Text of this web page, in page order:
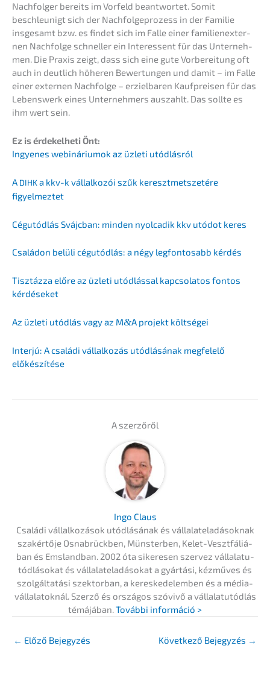
Nachfol­ger bereits im Vorfeld beant­wor­tet. Somit
beschleu­nigt sich der Nachfol­ge­pro­zess in der Familie
insge­samt bzw. es findet sich im Falle einer famili­en­ex­ter­
nen Nachfol­ge schnel­ler ein Inter­es­sent für das Unter­neh­
men. Die Praxis zeigt, dass sich eine gute Vorbe­rei­tung oft
auch in deutlich höheren Bewer­tun­gen und damit – im Falle
einer exter­nen Nachfol­ge – erziel­ba­ren Kaufprei­sen für das
Lebens­werk eines Unter­neh­mers auszahlt. Das sollte es
ihm wert sein.
Ez is érdekel­he­ti Önt:
Ingyenes webiná­ri­um­ok az üzleti utódlásról
A DIHKa kkv-k vállal­ko­zói szűk keresz­t­mets­ze­té­re
figyelmeztet
Cégutód­lás Svájc­ban: minden nyolca­dik kkv utódot keres
Csalá­don belüli cégutód­lás: a négy legfon­tosabb kérdés
Tisztáz­za előre az üzleti utódlás­sal kapcso­la­tos fontos
kérdéseket
Az üzleti utódlás vagy az M&A projekt költségei
Inter­jú: A csalá­di vállal­ko­zás utódlá­sá­nak megfelelő
előkészítése
A szerzőről
Ingo Claus
Csalá­di vállal­ko­zá­sok utódlá­sá­nak és vállal­ate­la­dá­so­knak
szakértő­je Osnabrück­ben, Münster­ben, Kelet-Veszt­fá­liá­
ban és Emsland­ban. 2002 óta sikere­sen szervez vállala­tu­
tód­lá­so­kat és vállal­ate­la­dá­so­kat a gyártá­si, kézmű­ves és
szolgál­ta­tá­si szektor­ban, a keres­ke­del­em­ben és a média­
vállala­to­knál. Szerző és orszá­gos szóvi­vő a vállala­tu­tód­lás
témájá­ban.Továb­bi információ >
← Előző Bejegyzés Követ­ke­ző Bejegy­zés →